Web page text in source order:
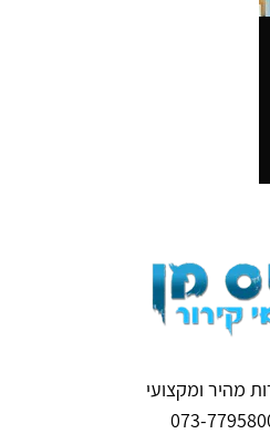
מהיר ומקצועי